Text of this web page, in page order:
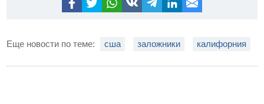
Еще новости по теме: сша заложники калифорния